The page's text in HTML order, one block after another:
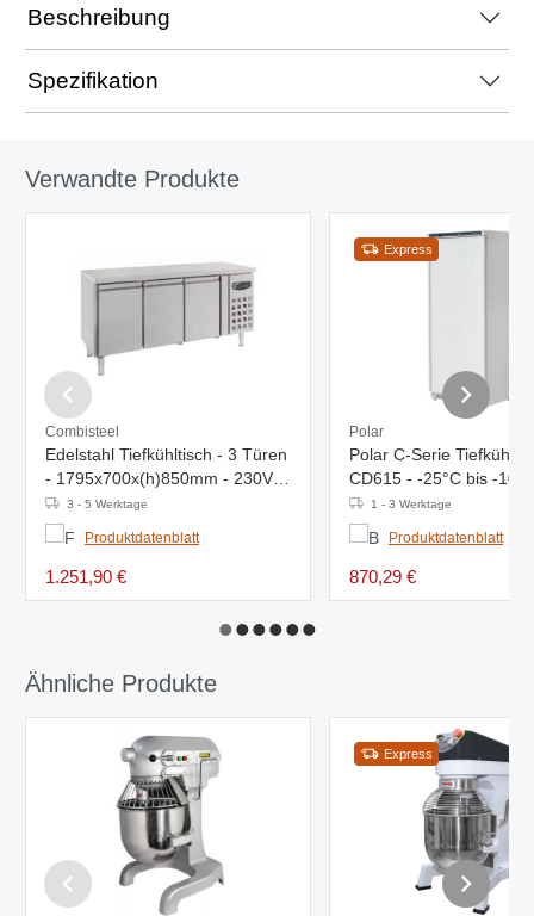
Beschreibung
Spezifikation
Verwandte Produkte
Combisteel
Edelstahl Tiefkühltisch - 3 Türen
- 1795x700x(h)850mm - 230V -
402 Liter
3 - 5 Werktage
Produktdatenblatt
1.251,90 €
Express
Polar
Polar C-Serie
CD615 - -25°C bis -
Umkehrbare Tür
1 - 3 Werktage
Produktdatenblatt
870,29 €
Ähnliche Produkte
Express